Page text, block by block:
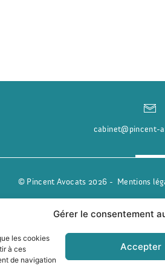
Gérer le consentement
les cookies
à ces
de navigation
Accepter
cabinet@pincent-
© Pincent Avocats 2026 - Mentions